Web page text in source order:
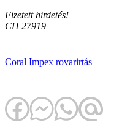
Fizetett hirdetés!
CH 27919
Coral Impex rovarirtás